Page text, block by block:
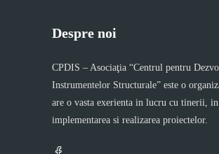
Despre noi
CPDIS – Asociaţia “Centrul pentru
Instrumentelor Structurale” este o
are o vasta exerienta in lucru cu tinerii, in
implementarea si realizarea proiectelor.